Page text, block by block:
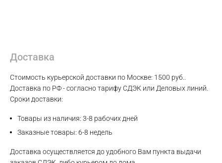
Доставка
Стоимость курьерской доставки по Москве: 1500 руб..
Доставка по РФ - согласно тарифу СДЭК или Деловых линий.
Сроки доставки:
Товары из наличия: 3-8 рабочих дней
Заказные товары: 6-8 недель
Доставка осуществляется до удобного Вам пункта выдачи